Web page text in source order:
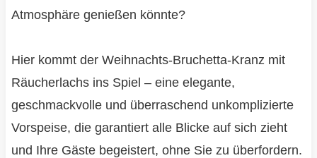
Atmosphäre genießen könnte?
Hier kommt der Weihnachts-Bruchetta-Kranz mit
Räucherlachs ins Spiel – eine elegante,
geschmackvolle und überraschend unkomplizierte
Vorspeise, die garantiert alle Blicke auf sich zieht
und Ihre Gäste begeistert, ohne Sie zu überfordern.